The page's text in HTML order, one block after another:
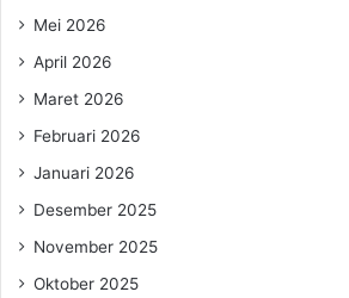
Mei 2026
April 2026
Maret 2026
Februari 2026
Januari 2026
Desember 2025
November 2025
Oktober 2025